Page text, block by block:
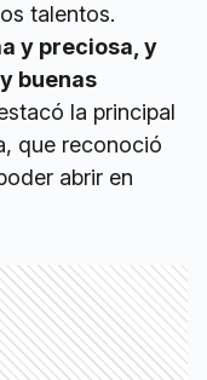
talentos.
y preciosa, y
buenas
la principal
que reconoció
abrir en